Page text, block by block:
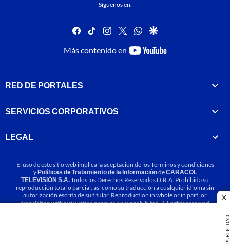
PUBLICIDAD
Síguenos en:
facebook
tiktok instagram
twitterwhatsapp
google
Más contenido en
youtube-
RED DE PORTALES
SERVICIOS CORPORATIVOS
LEGAL
El uso de este sitio web implica la aceptación de losTérminos y condiciones
yPolíticas de Tratamiento de la InformacióndeCARACOL
TELEVISIÓN S.A.Todos los Derechos Reservados D.R.A. Prohibida su
reproducción total o parcial, así como su traducción a cualquier idioma sin
autorización escrita de su titular. Reproduction in whole or in part, or
translation without written permission is prohibited. All rights reserved